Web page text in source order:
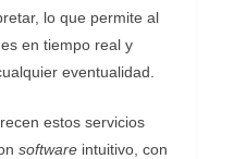
lo que permite al
en tiempo real y
eventualidad.
estos servicios
software intuitivo, con